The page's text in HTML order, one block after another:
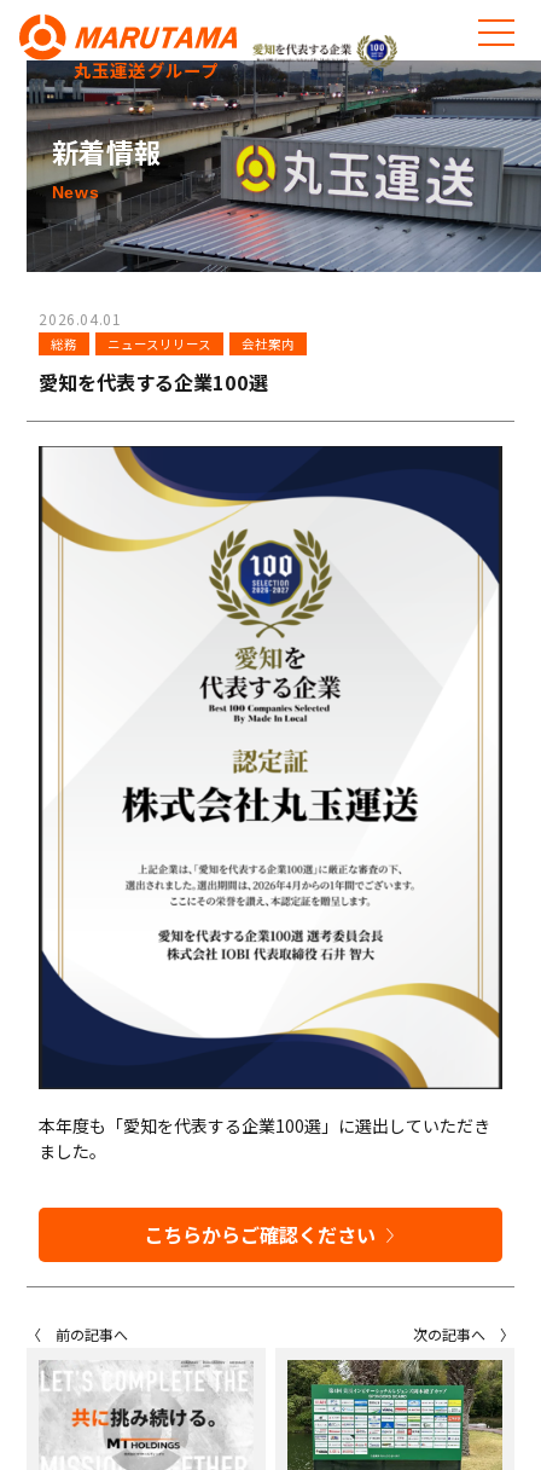
丸玉運送グループ
新着情報
News
2026.04.01
総務 ニュースリリース 会社案内
愛知を代表する企業100選
本年度も「愛知を代表する企業100選」に選出していただき
ました。
こちらからご確認ください
〈 前の記事へ 次の記事へ 〉